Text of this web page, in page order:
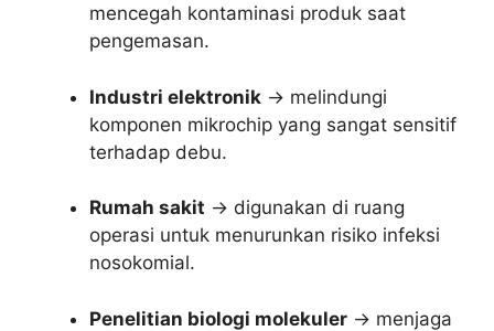
mencegah kontaminasi produk saat
pengemasan.
Industri elektronik → melindungi
komponen mikrochip yang sangat sensitif
terhadap debu.
Rumah sakit → digunakan di ruang
operasi untuk menurunkan risiko infeksi
nosokomial.
Penelitian biologi molekuler → menjaga